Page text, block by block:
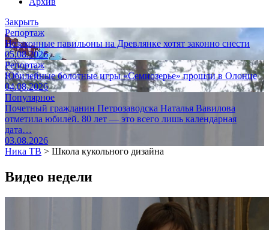
Закрыть
Репортаж
Незаконные павильоны на Древлянке хотят законно снести
05.08.2026
Репортаж
Юбилейные болотные игры «Семиозерье» прошли в Олонце
04.08.2026
Популярное
Почетный гражданин Петрозаводска Наталья Вавилова
отметила юбилей. 80 лет — это всего лишь календарная
дата…
03.08.2026
Ника ТВ > Школа кукольного дизайна
Видео недели